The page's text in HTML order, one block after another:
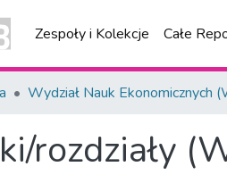
Zespoły i Kolekcje Całe
Wydział Nauk Ekonomicznych
rozdziały